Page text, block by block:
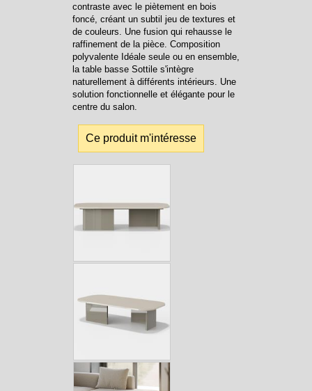
contraste avec le piètement en bois
foncé, créant un subtil jeu de textures et
de couleurs. Une fusion qui rehausse le
raffinement de la pièce. Composition
polyvalente Idéale seule ou en ensemble,
la table basse Sottile s'intègre
naturellement à différents intérieurs. Une
solution fonctionnelle et élégante pour le
centre du salon.
Ce produit m'intéresse